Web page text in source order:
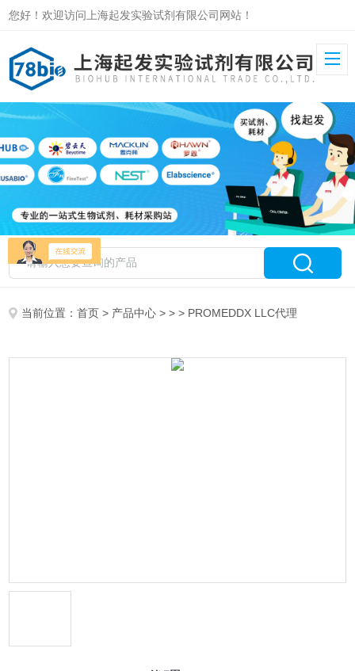
您好！欢迎访问上海起发实验试剂有限公司网站！
当前位置：首页 > 产品中心 > > > PROMEDDX LLC代理